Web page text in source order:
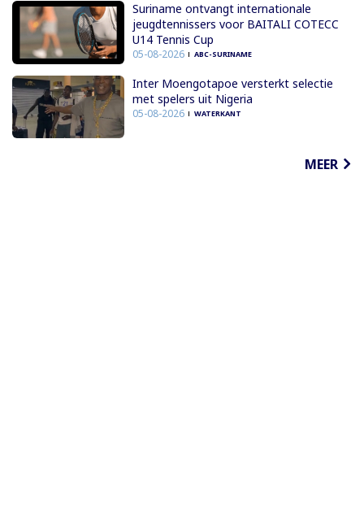
Suriname ontvangt internationale
jeugdtennissers voor BAITALI COTECC
U14 Tennis Cup
05-08-2026 ABC-SURINAME
Inter Moengotapoe versterkt selectie
met spelers uit Nigeria
05-08-2026 WATERKANT
MEER